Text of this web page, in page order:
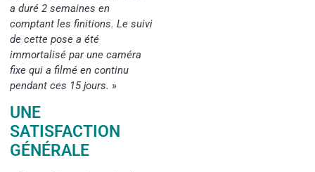
a duré 2 semaines en
comptant les finitions. Le suivi
de cette pose a été
immortalisé par une caméra
fixe qui a filmé en continu
pendant ces 15 jours. »
UNE
SATISFACTION
GÉNÉRALE